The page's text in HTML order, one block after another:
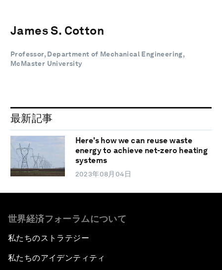
James S. Cotton
Professor, Department of Mechanical Engineering,
McMaster University
最新記事
Here's how we can reuse waste
energy to achieve net-zero heating
systems
2023年08月04日
世界経済フォーラムについて
私たちのストラテジー
私たちのアイデンティティ